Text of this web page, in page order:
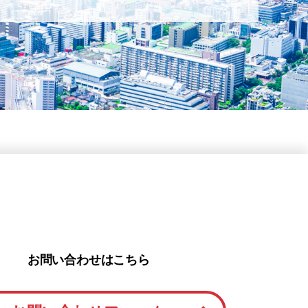
お問い合わせはこちら